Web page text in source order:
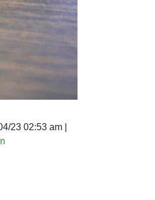
23 02:53 am